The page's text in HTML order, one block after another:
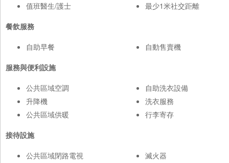
值班醫生/護士
最少1米社交距離
餐飲服務
自助早餐
自動售賣機
服務與便利設施
公共區域空調
升降機
公共區域供暖
自助洗衣設備
洗衣服務
行李寄存
接待設施
公共區域閉路電視
滅火器